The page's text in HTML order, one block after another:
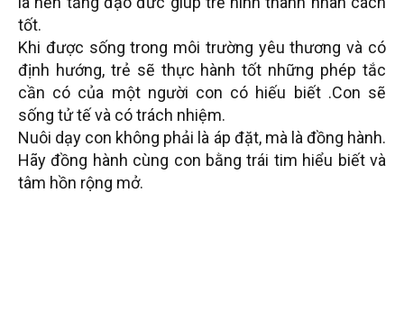
tốt.
Khi được sống trong môi trường yêu thương và có
định hướng, trẻ sẽ thực hành tốt những phép tắc
cần có của một người con có hiếu biết .Con sẽ
sống tử tế và có trách nhiệm.
Nuôi dạy con không phải là áp đặt, mà là đồng hành.
Hãy đồng hành cùng con bằng trái tim hiểu biết và
tâm hồn rộng mở.